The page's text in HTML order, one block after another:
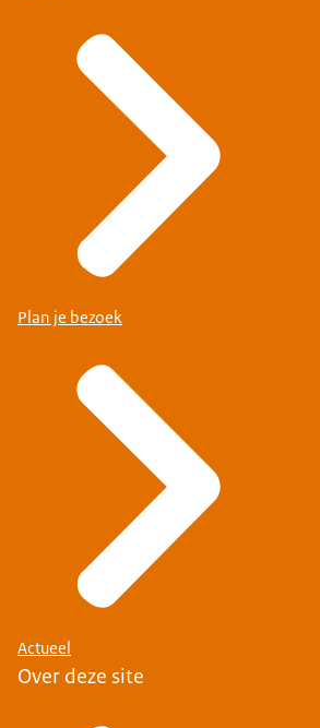
Plan je bezoek
Actueel
Over deze site